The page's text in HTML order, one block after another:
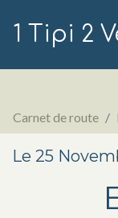
1 Tipi 2
Carnet de route
Le 25